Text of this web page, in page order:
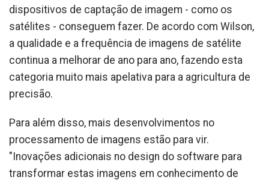
dispositivos de captação de imagem - como os
satélites - conseguem fazer. De acordo com Wilson,
a qualidade e a frequência de imagens de satélite
continua a melhorar de ano para ano, fazendo esta
categoria muito mais apelativa para a agricultura de
precisão.
Para além disso, mais desenvolvimentos no
processamento de imagens estão para vir.
"Inovações adicionais no design do software para
transformar estas imagens em conhecimento de